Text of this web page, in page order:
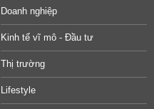
Doanh nghiệp
Kinh tế vĩ mô - Đầu tư
Thị trường
Lifestyle